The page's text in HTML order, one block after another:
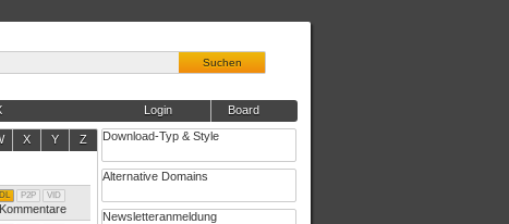
Suchen
Board
Login
Download-Typ & Style
Alternative Domains
Newsletteranmeldung
X Y Z
VID
P2P
Kommentare